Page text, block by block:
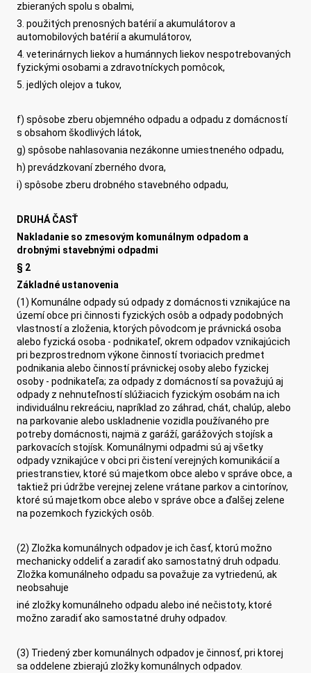
zbieraných spolu s obalmi,
3. použitých prenosných batérií a akumulátorov a
automobilových batérií a akumulátorov,
4. veterinárnych liekov a humánnych liekov nespotrebovaných
fyzickými osobami a zdravotníckych pomôcok,
5. jedlých olejov a tukov,
f) spôsobe zberu objemného odpadu a odpadu z domácností
s obsahom škodlivých látok,
g) spôsobe nahlasovania nezákonne umiestneného odpadu,
h) prevádzkovaní zberného dvora,
i) spôsobe zberu drobného stavebného odpadu,
DRUHÁ ČASŤ
Nakladanie so zmesovým komunálnym odpadom a
drobnými stavebnými odpadmi
§ 2
Základné ustanovenia
(1) Komunálne odpady sú odpady z domácnosti vznikajúce na
území obce pri činnosti fyzických osôb a odpady podobných
vlastností a zloženia, ktorých pôvodcom je právnická osoba
alebo fyzická osoba - podnikateľ, okrem odpadov vznikajúcich
pri bezprostrednom výkone činností tvoriacich predmet
podnikania alebo činností právnickej osoby alebo fyzickej
osoby - podnikateľa; za odpady z domácností sa považujú aj
odpady z nehnuteľností slúžiacich fyzickým osobám na ich
individuálnu rekreáciu, napríklad zo záhrad, chát, chalúp, alebo
na parkovanie alebo uskladnenie vozidla používaného pre
potreby domácnosti, najmä z garáží, garážových stojísk a
parkovacích stojísk. Komunálnymi odpadmi sú aj všetky
odpady vznikajúce v obci pri čistení verejných komunikácií a
priestranstiev, ktoré sú majetkom obce alebo v správe obce, a
taktiež pri údržbe verejnej zelene vrátane parkov a cintorínov,
ktoré sú majetkom obce alebo v správe obce a ďalšej zelene
na pozemkoch fyzických osôb.
(2) Zložka komunálnych odpadov je ich časť, ktorú možno
mechanicky oddeliť a zaradiť ako samostatný druh odpadu.
Zložka komunálneho odpadu sa považuje za vytriedenú, ak
neobsahuje
iné zložky komunálneho odpadu alebo iné nečistoty, ktoré
možno zaradiť ako samostatné druhy odpadov.
(3) Triedený zber komunálnych odpadov je činnosť, pri ktorej
sa oddelene zbierajú zložky komunálnych odpadov.